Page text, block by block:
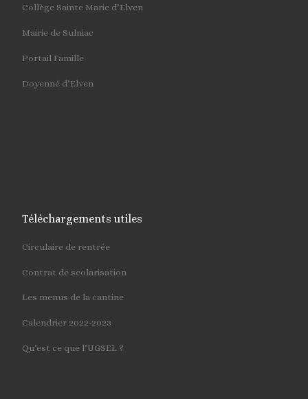
Collège Sainte Marie d’Elven
Mairie de Sulniac
Portail Famille
Doyenné d’Elven
Téléchargements utiles
Circulaire de rentrée
Contrat de scolarisation
Les menus de la cantine
Calendrier 2022-2023
Qu’est ce que l’UGSEL ?